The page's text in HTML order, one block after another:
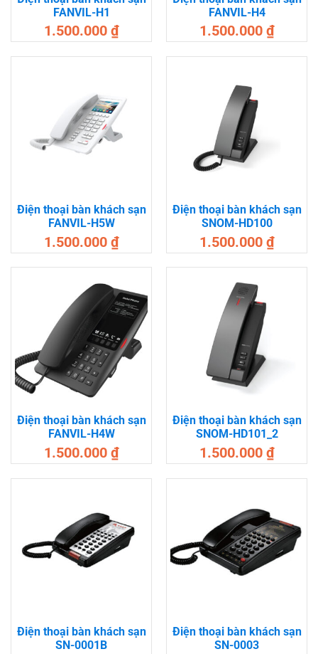
FANVIL-H1
1.500.000 ₫
FANVIL-H4
1.500.000 ₫
Điện thoại bàn khách sạn
FANVIL-H5W
1.500.000 ₫
Điện thoại bàn khách sạn
SNOM-HD100
1.500.000 ₫
Điện thoại bàn khách sạn
FANVIL-H4W
1.500.000 ₫
Điện thoại bàn khách sạn
SNOM-HD101_2
1.500.000 ₫
Điện thoại bàn khách sạn
SN-0001B
Điện thoại bàn khách sạn
SN-0003